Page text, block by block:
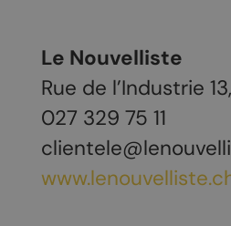
Le Nouvelliste
Rue de l’Industrie
027 329 75 11